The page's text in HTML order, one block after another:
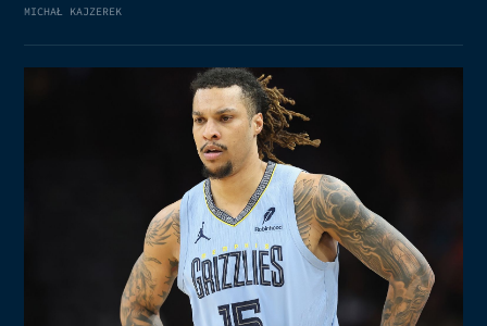
MICHAŁ KAJZEREK